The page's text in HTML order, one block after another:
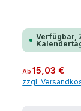
Verfügbar,
Regulärer Preis:
Ab15,03 €
zzgl.